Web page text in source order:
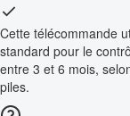
Cette télécommande
standard pour le
entre 3 et 6 mois,
piles.